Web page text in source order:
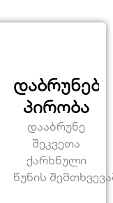
პირობა
დააბრუნე
შეკვეთა
ქარხნული
წუნის